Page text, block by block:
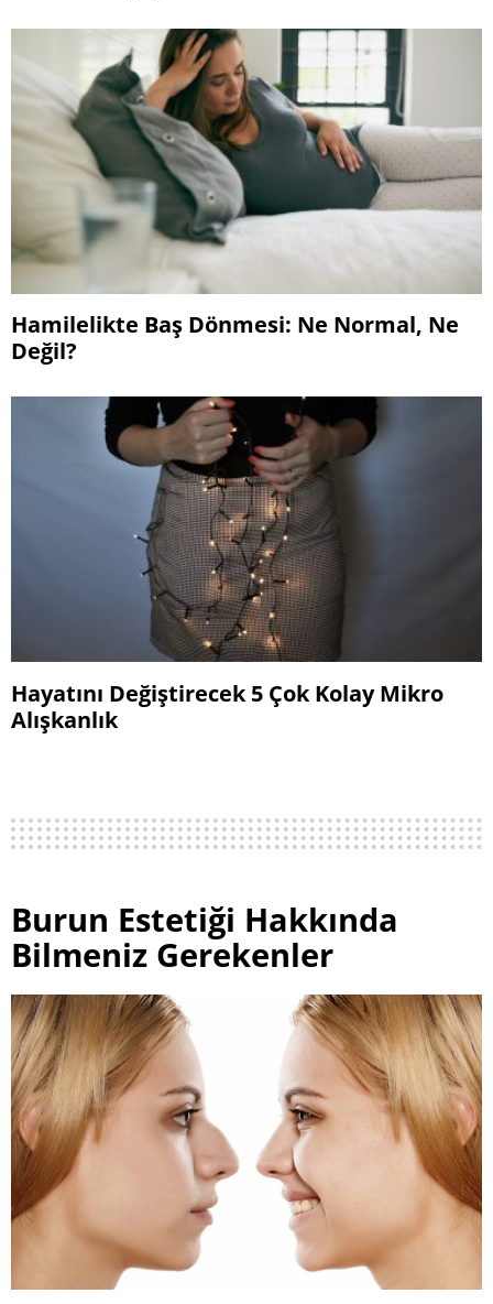
Hamilelikte Baş Dönmesi: Ne Normal, Ne
Değil?
Hayatını Değiştirecek 5 Çok Kolay Mikro
Alışkanlık
Burun Estetiği Hakkında
Bilmeniz Gerekenler